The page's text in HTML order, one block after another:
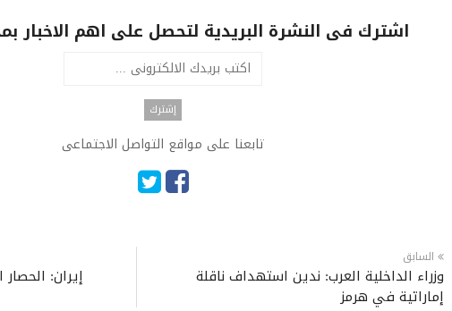
اشترك فى النشرة البريدية لتحصل على اهم الاخبار
تابعنا على مواقع التواصل الاجتماعى
السابق
وزراء الداخلية العرب: ندين استهداف ناقلة
إماراتية في هرمز
إيران: